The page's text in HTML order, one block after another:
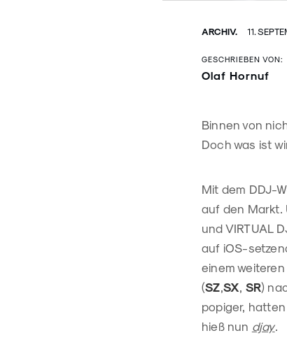
ARCHIV. 11.
GESCHRIEBEN VON:
Olaf Hornuf
Binnen von
Doch was ist
Mit dem DDJ-
auf den Markt.
und VIRTUAL
auf iOS-
einem
(SZ,SX, SR)
popiger,
hieß nun djay.